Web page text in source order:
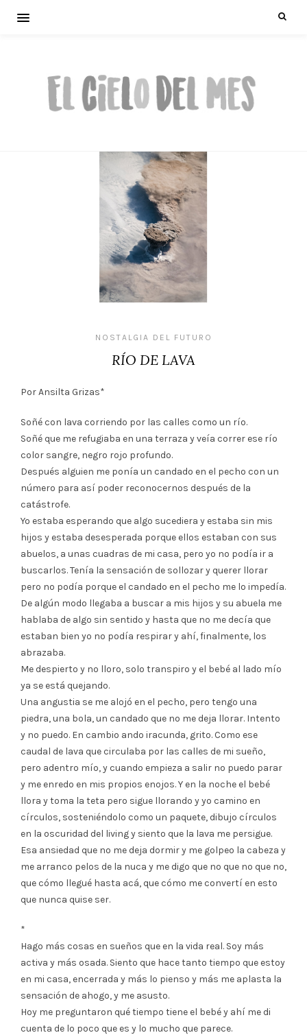
NOSTALGIA DEL FUTURO
RÍO DE LAVA
Por Ansilta Grizas*
Soñé con lava corriendo por las calles como un río.
Soñé que me refugiaba en una terraza y veía correr ese río
color sangre, negro rojo profundo.
Después alguien me ponía un candado en el pecho con un
número para así poder reconocernos después de la
catástrofe.
Yo estaba esperando que algo sucediera y estaba sin mis
hijos y estaba desesperada porque ellos estaban con sus
abuelos, a unas cuadras de mi casa, pero yo no podía ir a
buscarlos. Tenía la sensación de sollozar y querer llorar
pero no podía porque el candado en el pecho me lo impedía.
De algún modo llegaba a buscar a mis hijos y su abuela me
hablaba de algo sin sentido y hasta que no me decía que
estaban bien yo no podía respirar y ahí, finalmente, los
abrazaba.
Me despierto y no lloro, solo transpiro y el bebé al lado mío
ya se está quejando.
Una angustia se me alojó en el pecho, pero tengo una
piedra, una bola, un candado que no me deja llorar. Intento
y no puedo. En cambio ando iracunda, grito. Como ese
caudal de lava que circulaba por las calles de mi sueño,
pero adentro mío, y cuando empieza a salir no puedo parar
y me enredo en mis propios enojos. Y en la noche el bebé
llora y toma la teta pero sigue llorando y yo camino en
círculos, sosteniéndolo como un paquete, dibujo círculos
en la oscuridad del living y siento que la lava me persigue.
Esa ansiedad que no me deja dormir y me golpeo la cabeza y
me arranco pelos de la nuca y me digo que no que no que no,
que cómo llegué hasta acá, que cómo me convertí en esto
que nunca quise ser.
*
Hago más cosas en sueños que en la vida real. Soy más
activa y más osada. Siento que hace tanto tiempo que estoy
en mi casa, encerrada y más lo pienso y más me aplasta la
sensación de ahogo, y me asusto.
Hoy me preguntaron qué tiempo tiene el bebé y ahí me di
cuenta de lo poco que es y lo mucho que parece.